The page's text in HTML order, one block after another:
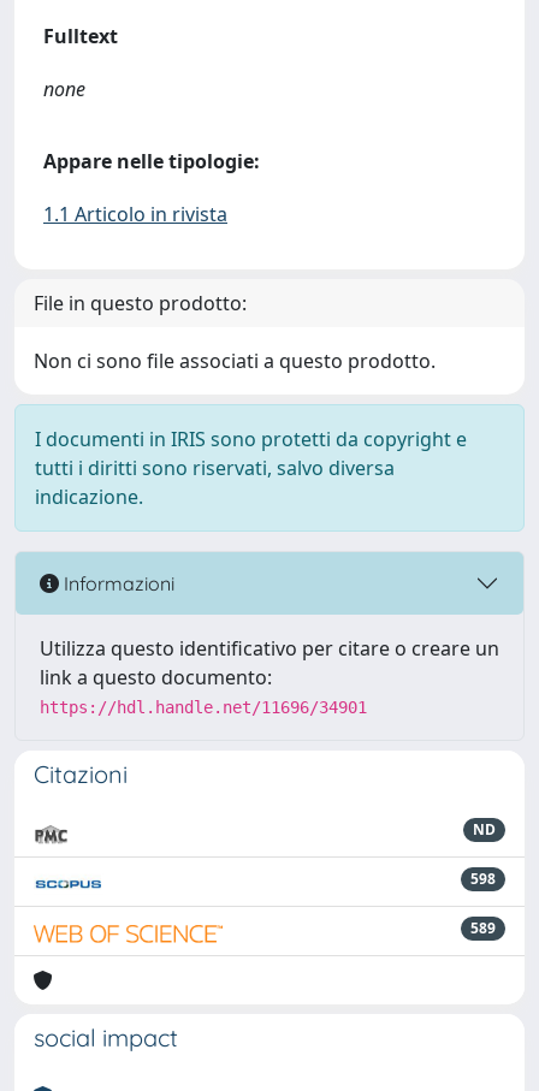
Fulltext
none
Appare nelle tipologie:
1.1 Articolo in rivista
File in questo prodotto:
Non ci sono file associati a questo prodotto.
I documenti in IRIS sono protetti da copyright e
tutti i diritti sono riservati, salvo diversa
indicazione.
Informazioni
Utilizza questo identificativo per citare o creare un
link a questo documento:
https://hdl.handle.net/11696/34901
Citazioni
ND
598
589
social impact